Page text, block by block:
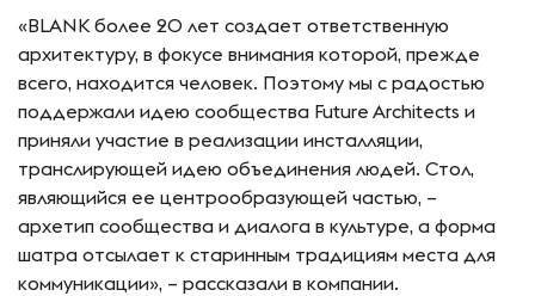
«BLANK более 20 лет создает ответственную
архитектуру, в фокусе внимания которой, прежде
всего, находится человек. Поэтому мы с радостью
поддержали идею сообщества Future Architects и
приняли участие в реализации инсталляции,
транслирующей идею объединения людей. Стол,
являющийся ее центрообразующей частью, –
архетип сообщества и диалога в культуре, а форма
шатра отсылает к старинным традициям места для
коммуникации», – рассказали в компании.